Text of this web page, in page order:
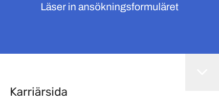
Läser in ansökningsformuläret
Karriärsida